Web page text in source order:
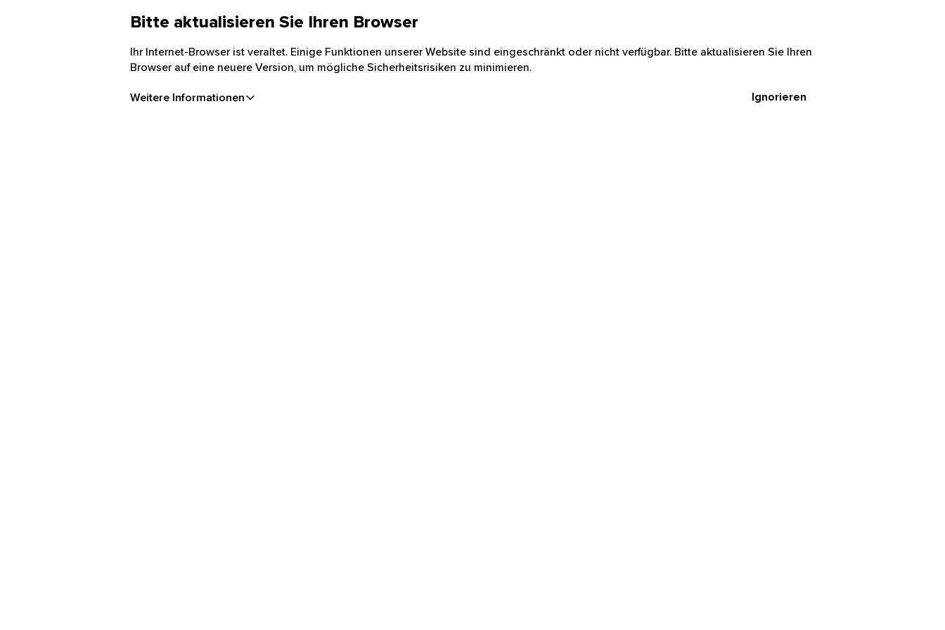
Bitte aktualisieren Sie Ihren Browser
Ihr Internet-Browser ist veraltet. Einige Funktionen unserer Website sind eingeschränkt oder nicht verfügbar. Bitte aktualisieren Sie Ihren
Browser auf eine neuere Version, um mögliche Sicherheitsrisiken zu minimieren.
Weitere Informationen Ignorieren